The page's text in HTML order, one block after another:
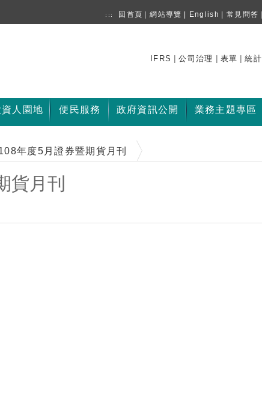
::: 回首頁 網站導覽 English 常見問答
IFRS |公司治理 | 表單 |統計
資人園地 便民服務 政府資訊公開 業務主題專區
年度5月證券暨期貨月刊
貨月刊